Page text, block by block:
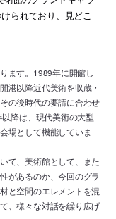
られており、見どこ
ます。1989年に開館し
港以降近代美術を収蔵・
の後時代の要請に合わせ
降は、現代美術の大型
場として機能していま
て、美術館として、また
があるのか、今回のグラ
と空間のエレメントを混
、様々な対話を繰り広げ